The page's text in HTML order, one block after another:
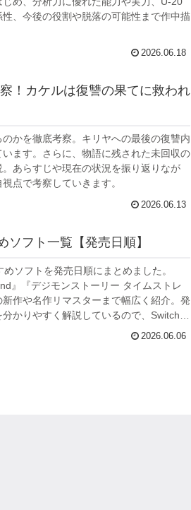
、今後の役割や脱落の可能性まで作中描
2026.06.18
！カケルは復讐の果てに救われ
かを徹底考察。キリヤへの最後の復讐内
ます。さらに、物語に残された未回収の
あらすじや現在の状況を振り返りなが
点で考察していきます。
2026.06.13
ソフト一覧【発売日順】
ソフトを発売日順にまとめました。
』『デジモンストーリー タイムストレ
作や名作リマスターまで幅広く紹介。発
かりやすく解説しているので、Switch2
2026.06.06